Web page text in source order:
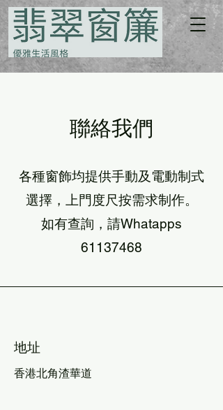
聯絡我們
各種窗飾均提供手動及電動制式
選擇，上門度尺按需求制作。
​如有查詢，請Whatapps
61137468
​地址
香港北角渣華道